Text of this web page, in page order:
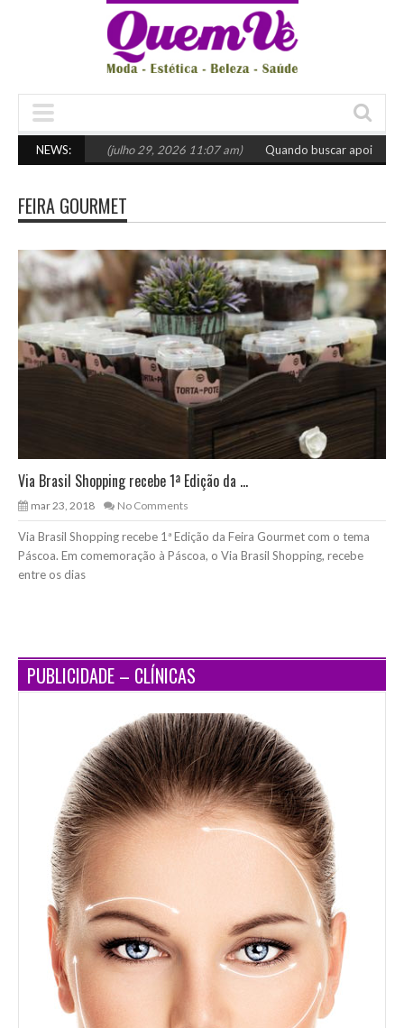
NEWS:
o certo (julho 29, 2026 11:07 am) Quando buscar apoio
FEIRA GOURMET
Via Brasil Shopping recebe 1ª Edição da ...
mar 23, 2018 No Comments
Via Brasil Shopping recebe 1ª Edição da Feira Gourmet com o tema
Páscoa. Em comemoração à Páscoa, o Via Brasil Shopping, recebe
entre os dias
PUBLICIDADE – CLÍNICAS